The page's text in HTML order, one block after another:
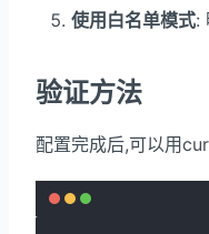
使用白名单模式:
验证方法
配置完成后,可以用